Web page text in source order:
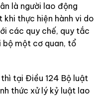
là người lao động
thực hiện hành vi do
các quy chế, quy tắc
một cơ quan, tổ
thì tại Điều 124 Bộ luật
thức xử lý kỷ luật lao